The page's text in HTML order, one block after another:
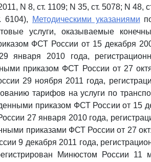
N 8, ст. 1109; N 35, ст. 5078; N 48,
6104),
Методическими указаниями
услуги, оказываемые
ФСТ России от 15 декабря
января 2010 года,
приказом ФСТ России от 27
29 ноября 2011 года,
тарифов на услуги по
приказом ФСТ России от 15
27 января 2010 года,
приказами ФСТ России от 27
9 декабря 2011 года,
Минюстом России 11